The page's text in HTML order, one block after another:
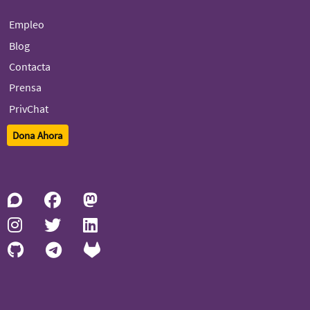
Empleo
Blog
Contacta
Prensa
PrivChat
Dona Ahora